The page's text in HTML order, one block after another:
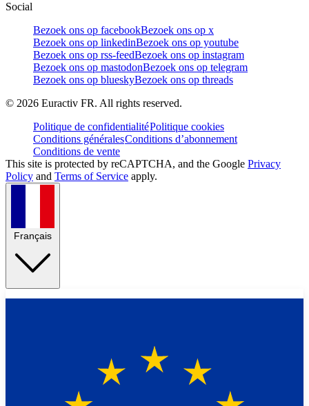
Social
Bezoek ons op facebookBezoek ons op x
Bezoek ons op linkedinBezoek ons op youtube
Bezoek ons op rss-feedBezoek ons op instagram
Bezoek ons op mastodonBezoek ons op telegram
Bezoek ons op blueskyBezoek ons op threads
© 2026 Euractiv FR. All rights reserved.
Politique de confidentialitéPolitique cookies
Conditions généralesConditions d’abonnement
Conditions de vente
This site is protected by reCAPTCHA, and the Google Privacy
Policy and Terms of Service apply.
Français